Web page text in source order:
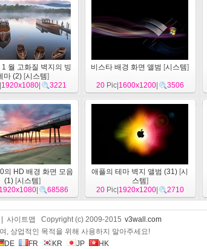
월 고화질 벽지의 빙
마 (2)[시스템]
1920x1080| 3221
비스타 배경 화면 앨범 [시스템]
20Pic| 1600x1200| 3506
의 HD 배경 화면 모음
(1) [시스템]
1920x1080 68586
애플의 테마 벽지 앨범 (31) [시
스템]
20Pic| 1920x1200| 2710
사이트맵 Copyright (c) 2009-2015 v3wall.com
, 상업적인 목적을 위해 사용하지 말아주세요!
DE FR KR JP HK